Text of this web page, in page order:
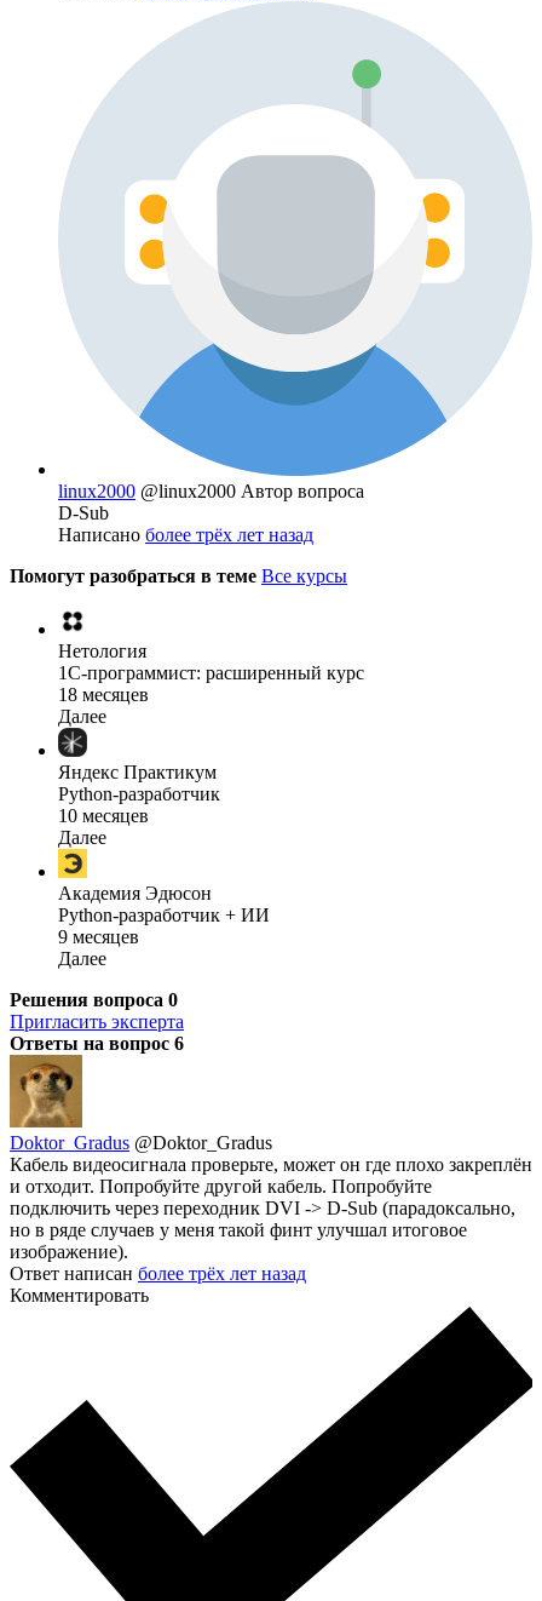
linux2000 @linux2000 Автор вопроса
D-Sub
Написано более трёх лет назад
Помогут разобраться в теме Все курсы
Нетология
1C-программист: расширенный курс
18 месяцев
Далее
Яндекс Практикум
Python-разработчик
10 месяцев
Далее
Академия Эдюсон
Python-разработчик + ИИ
9 месяцев
Далее
Решения вопроса 0
Пригласить эксперта
Ответы на вопрос 6
Doktor_Gradus @Doktor_Gradus
Кабель видеосигнала проверьте, может он где плохо закреплён
и отходит. Попробуйте другой кабель. Попробуйте
подключить через переходник DVI -> D-Sub (парадоксально,
но в ряде случаев у меня такой финт улучшал итоговое
изображение).
Ответ написан более трёх лет назад
Комментировать